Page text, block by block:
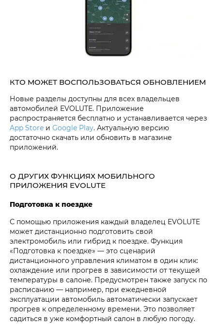
КТО МОЖЕТ ВОСПОЛЬЗОВАТЬСЯ ОБНОВЛЕНИЕМ
Новые разделы доступны для всех владельцев
автомобилей EVOLUTE. Приложение
распространяется бесплатно и устанавливается через
App Store и Google Play. Актуальную версию
достаточно скачать или обновить в магазине
приложений.
О ДРУГИХ ФУНКЦИЯХ МОБИЛЬНОГО
ПРИЛОЖЕНИЯ EVOLUTE
Подготовка к поездке
С помощью приложения каждый владелец EVOLUTE
может дистанционно подготовить свой
электромобиль или гибрид к поездке. Функция
«Подготовка к поездке» — это сценарий
дистанционного управления климатом в один клик:
охлаждение или прогрев в зависимости от текущей
температуры в салоне. Предусмотрен также запуск по
расписанию — например, при ежедневной
эксплуатации автомобиль автоматически запускает
прогрев к определенному времени. Это позволяет
садиться в уже комфортный салон в любую погоду.